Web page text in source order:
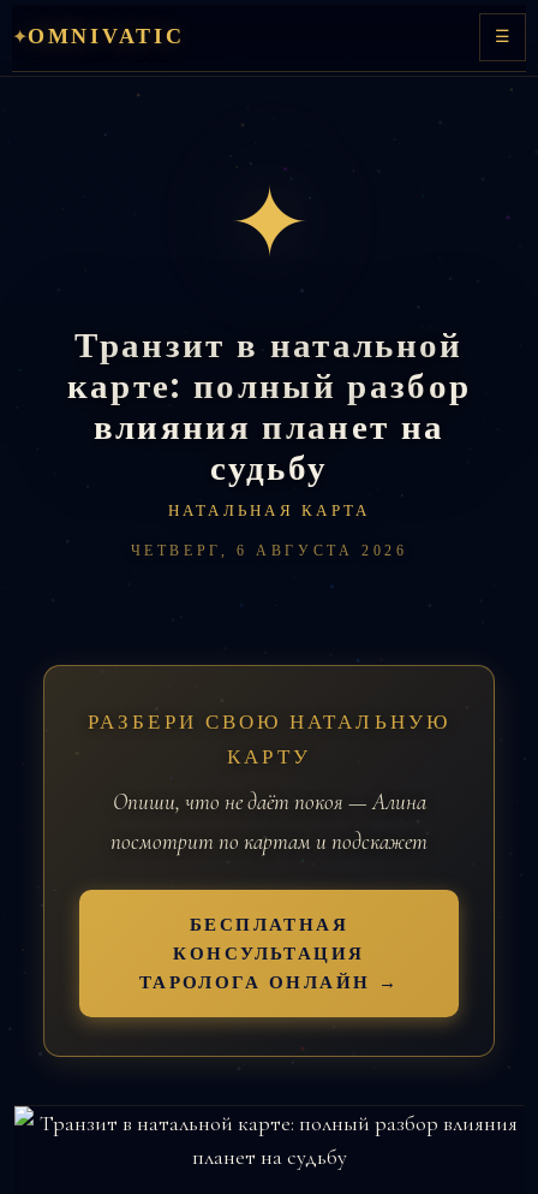
содержимому
✦OMNIVATIC ☰
✦
Транзит в натальной
карте: полный разбор
влияния планет на
судьбу
НАТАЛЬНАЯ КАРТА
ЧЕТВЕРГ, 6 АВГУСТА 2026
РАЗБЕРИ СВОЮ НАТАЛЬНУЮ
КАРТУ
Опиши, что не даёт покоя — Алина
посмотрит по картам и подскажет
БЕСПЛАТНАЯ
КОНСУЛЬТАЦИЯ
ТАРОЛОГА ОНЛАЙН →